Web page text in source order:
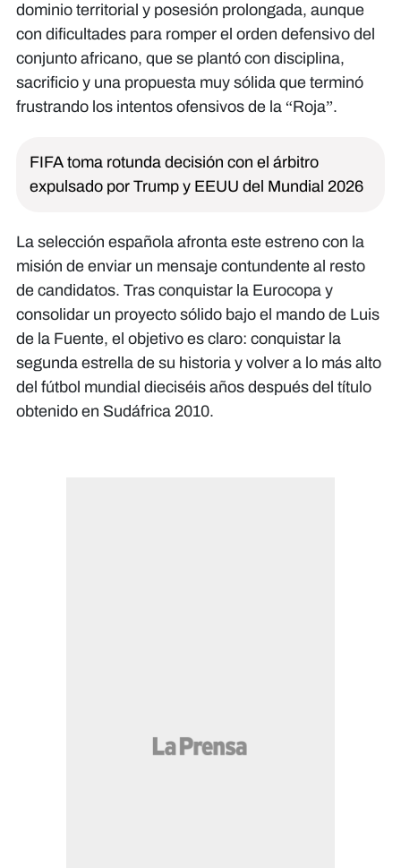
dominio territorial y posesión prolongada, aunque
con dificultades para romper el orden defensivo del
conjunto africano, que se plantó con disciplina,
sacrificio y una propuesta muy sólida que terminó
frustrando los intentos ofensivos de la “Roja”.
FIFA toma rotunda decisión con el árbitro
expulsado por Trump y EEUU del Mundial 2026
La selección española afronta este estreno con la
misión de enviar un mensaje contundente al resto
de candidatos. Tras conquistar la Eurocopa y
consolidar un proyecto sólido bajo el mando de Luis
de la Fuente, el objetivo es claro: conquistar la
segunda estrella de su historia y volver a lo más alto
del fútbol mundial dieciséis años después del título
obtenido en Sudáfrica 2010.